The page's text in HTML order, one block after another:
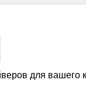
для вашего